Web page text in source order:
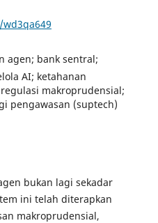
agen; bank sentral;
AI; ketahanan
makroprudensial;
pengawasan (suptech)
bukan lagi sekadar
ini telah diterapkan
makroprudensial,